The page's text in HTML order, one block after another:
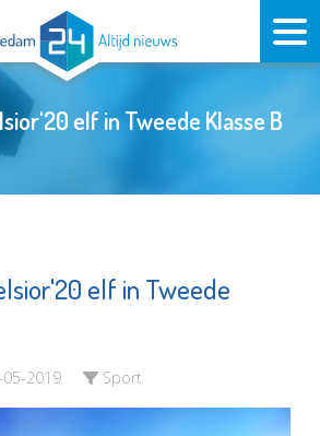
elf in Tweede Klasse B
elf in Tweede
05-2019 Sport